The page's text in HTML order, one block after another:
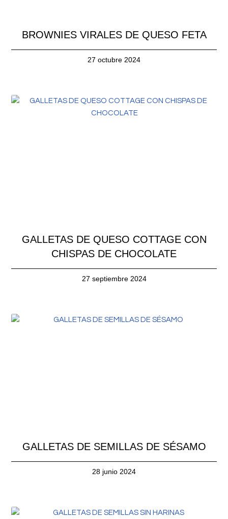
BROWNIES VIRALES DE QUESO FETA
27 octubre 2024
GALLETAS DE QUESO COTTAGE CON
CHISPAS DE CHOCOLATE
27 septiembre 2024
GALLETAS DE SEMILLAS DE SÉSAMO
28 junio 2024